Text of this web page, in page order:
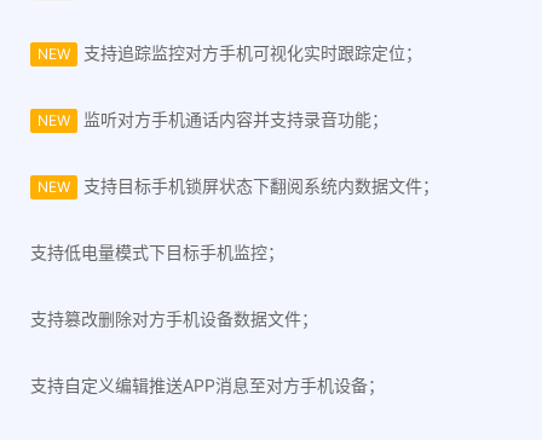
NEW 支持追踪监控对方手机可视化实时跟踪定位；
NEW 监听对方手机通话内容并支持录音功能；
NEW 支持目标手机锁屏状态下翻阅系统内数据文件；
支持低电量模式下目标手机监控；
支持篡改删除对方手机设备数据文件；
支持自定义编辑推送APP消息至对方手机设备；